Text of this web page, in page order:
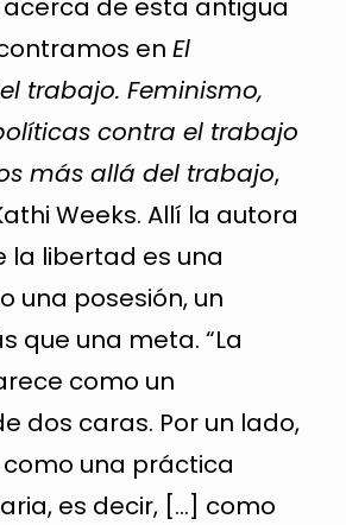
de esta antigua
en El
trabajo. Feminismo,
contra el trabajo
más allá del trabajo,
Weeks. Allí la autora
la libertad es una
una posesión, un
que una meta. “La
como un
dos caras. Por un lado,
una práctica
es decir, […] como